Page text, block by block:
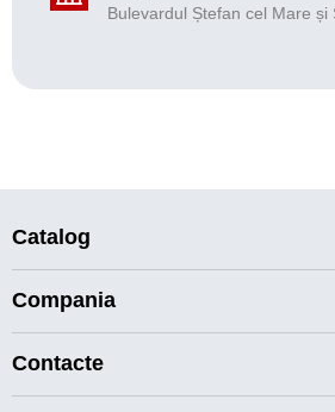
Bulevardul Ștefan cel Mare și
Catalog
Compania
Contacte